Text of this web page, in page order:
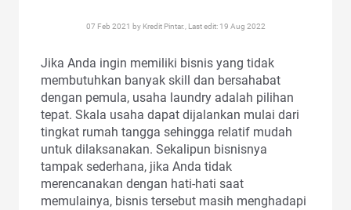
07 Feb 2021 by Kredit Pintar., Last edit: 19 Aug 2022
Jika Anda ingin memiliki bisnis yang tidak
membutuhkan banyak skill dan bersahabat
dengan pemula, usaha laundry adalah pilihan
tepat. Skala usaha dapat dijalankan mulai dari
tingkat rumah tangga sehingga relatif mudah
untuk dilaksanakan. Sekalipun bisnisnya
tampak sederhana, jika Anda tidak
merencanakan dengan hati-hati saat
memulainya, bisnis tersebut masih menghadapi